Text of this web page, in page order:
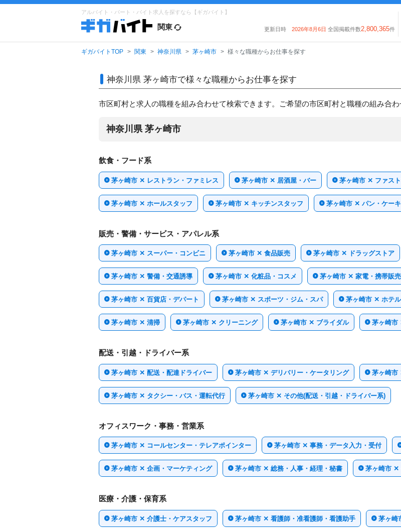
アルバイト・パート・バイト求人を探すなら【ギガバイト】
関東 更新日時 2026年8月6日 全国掲載件数2,800,365件
ギガバイトTOP 関東 神奈川県 茅ヶ崎市 様々な職種からお仕事を探す
神奈川県 茅ヶ崎市で様々な職種からお仕事を探す
市区町村と求人の職種を組み合わせて検索できます。ご希望の市区町村と職種の組み合わ
神奈川県 茅ヶ崎市
飲食・フード系
茅ヶ崎市 ✕ レストラン・ファミレス 茅ヶ崎市 ✕ 居酒屋・バー 茅ヶ崎市 ✕ ファス
茅ヶ崎市 ✕ ホールスタッフ 茅ヶ崎市 ✕ キッチンスタッフ 茅ヶ崎市 ✕ パン・ケー
販売・警備・サービス・アパレル系
茅ヶ崎市 ✕ スーパー・コンビニ 茅ヶ崎市 ✕ 食品販売 茅ヶ崎市 ✕ ドラッグストア
茅ヶ崎市 ✕ 警備・交通誘導 茅ヶ崎市 ✕ 化粧品・コスメ 茅ヶ崎市 ✕ 家電・携帯販売
茅ヶ崎市 ✕ 百貨店・デパート 茅ヶ崎市 ✕ スポーツ・ジム・スパ 茅ヶ崎市 ✕ ホテ
茅ヶ崎市 ✕ 清掃 茅ヶ崎市 ✕ クリーニング 茅ヶ崎市 ✕ ブライダル 茅ヶ崎市
配送・引越・ドライバー系
茅ヶ崎市 ✕ 配送・配達ドライバー 茅ヶ崎市 ✕ デリバリー・ケータリング 茅ヶ崎市
茅ヶ崎市 ✕ タクシー・バス・運転代行 茅ヶ崎市 ✕ その他(配送・引越・ドライバー系)
オフィスワーク・事務・営業系
茅ヶ崎市 ✕ コールセンター・テレアポインター 茅ヶ崎市 ✕ 事務・データ入力・受付
茅ヶ崎市 ✕ 企画・マーケティング 茅ヶ崎市 ✕ 総務・人事・経理・秘書 茅ヶ崎市 ✕
医療・介護・保育系
茅ヶ崎市 ✕ 介護士・ケアスタッフ 茅ヶ崎市 ✕ 看護師・准看護師・看護助手 茅ヶ崎